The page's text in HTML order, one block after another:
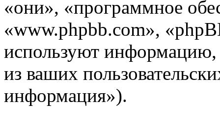
«они», «программное
«www.phpbb.com»,
используют
из ваших
информация»).